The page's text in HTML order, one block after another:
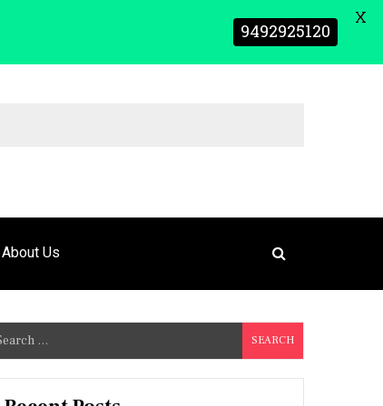
About Us
9492925120 X